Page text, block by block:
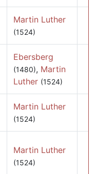
Martin Luther
(1524)
Ebersberg
(1480), Martin
Luther (1524)
Martin Luther
(1524)
Martin Luther
(1524)